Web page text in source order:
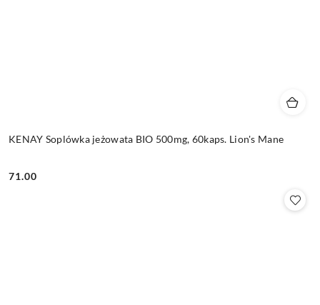
KENAY Soplówka jeżowata BIO 500mg, 60kaps. Lion's Mane
Cena:
71.00